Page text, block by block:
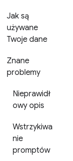
Jak są
używane
Twoje dane
Znane
problemy
Nieprawidł
owy opis
Wstrzykiwa
nie
promptów